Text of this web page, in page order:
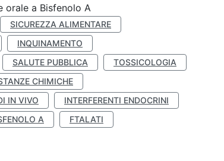
orale a Bisfenolo A
SICUREZZA ALIMENTARE
INQUINAMENTO
SALUTE PUBBLICA
TOSSICOLOGIA
CHIMICHE
IN VIVO
INTERFERENTI ENDOCRINI
A
FTALATI